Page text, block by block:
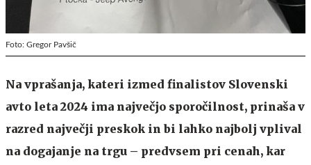
Foto: Gregor Pavšič
Na vprašanja, kateri izmed finalistov Slovenski
avto leta 2024 ima največjo sporočilnost, prinaša v
razred največji preskok in bi lahko najbolj vplival
na dogajanje na trgu – predvsem pri cenah, kar